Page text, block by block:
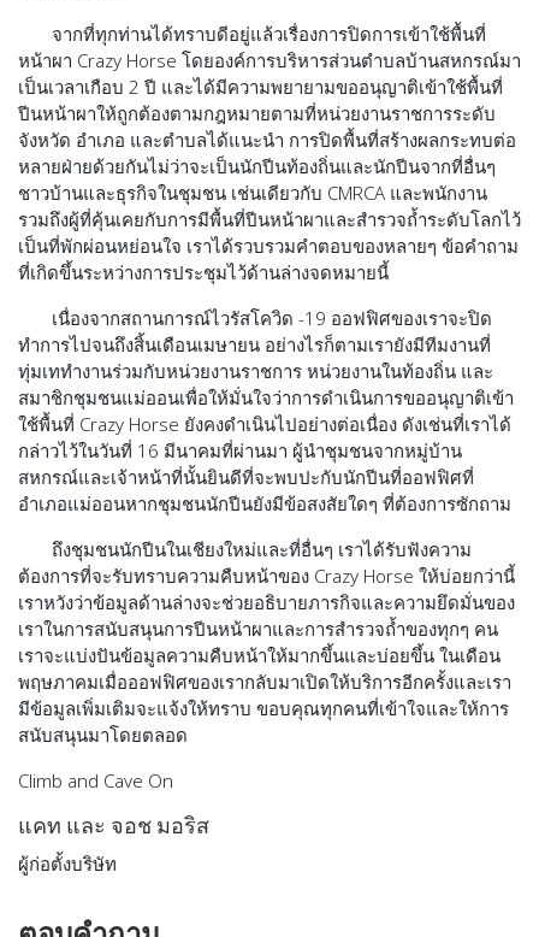
จากที่ทุกท่านได้ทราบดีอยู่แล้วเรื่องการปิดการเข้าใช้พื้นที่
หน้าผา Crazy Horse โดยองค์การบริหารส่วนตำบลบ้านสหกรณ์มา
เป็นเวลาเกือบ 2 ปี และได้มีความพยายามขออนุญาติเข้าใช้พื้นที่
ปีนหน้าผาให้ถูกต้องตามกฎหมายตามที่หน่วยงานราชการระดับ
จังหวัด อำเภอ และตำบลได้แนะนำ การปิดพื้นที่สร้างผลกระทบต่อ
หลายฝ่ายด้วยกันไม่ว่าจะเป็นนักปีนท้องถิ่นและนักปีนจากที่อื่นๆ
ชาวบ้านและธุรกิจในชุมชน เช่นเดียวกับ CMRCA และพนักงาน
รวมถึงผู้ที่คุ้นเคยกับการมีพื้นที่ปีนหน้าผาและสำรวจถ้ำระดับโลกไว้
เป็นที่พักผ่อนหย่อนใจ เราได้รวบรวมคำตอบของหลายๆ ข้อคำถาม
ที่เกิดขึ้นระหว่างการประชุมไว้ด้านล่างจดหมายนี้
เนื่องจากสถานการณ์ไวรัสโควิด -19 ออฟฟิศของเราจะปิด
ทำการไปจนถึงสิ้นเดือนเมษายน อย่างไรก็ตามเรายังมีทีมงานที่
ทุ่มเททำงานร่วมกับหน่วยงานราชการ หน่วยงานในท้องถิ่น และ
สมาชิกชุมชนแม่ออนเพื่อให้มั่นใจว่าการดำเนินการขออนุญาติเข้า
ใช้พื้นที่ Crazy Horse ยังคงดำเนินไปอย่างต่อเนื่อง ดังเช่นที่เราได้
กล่าวไว้ในวันที่ 16 มีนาคมที่ผ่านมา ผู้นำชุมชนจากหมู่บ้าน
สหกรณ์และเจ้าหน้าที่นั้นยินดีที่จะพบปะกับนักปีนที่ออฟฟิศที่
อำเภอแม่ออนหากชุมชนนักปีนยังมีข้อสงสัยใดๆ ที่ต้องการซักถาม
ถึงชุมชนนักปีนในเชียงใหม่และที่อื่นๆ เราได้รับฟังความ
ต้องการที่จะรับทราบความคืบหน้าของ Crazy Horse ให้บ่อยกว่านี้
เราหวังว่าข้อมูลด้านล่างจะช่วยอธิบายภารกิจและความยึดมั่นของ
เราในการสนับสนุนการปีนหน้าผาและการสำรวจถ้ำของทุกๆ คน
เราจะแบ่งปันข้อมูลความคืบหน้าให้มากขึ้นและบ่อยขึ้น ในเดือน
พฤษภาคมเมื่อออฟฟิศของเรากลับมาเปิดให้บริการอีกครั้งและเรา
มีข้อมูลเพิ่มเติมจะแจ้งให้ทราบ ขอบคุณทุกคนที่เข้าใจและให้การ
สนับสนุนมาโดยตลอด
Climb and Cave On
แคท และ จอช มอริส
ผู้ก่อตั้งบริษัท